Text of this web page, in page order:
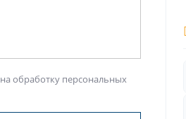
обработку персональных